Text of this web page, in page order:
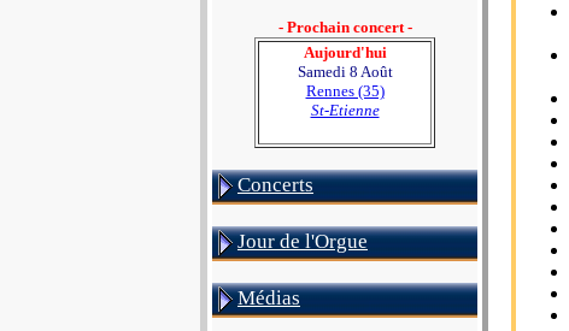
- Prochain concert -
Aujourd'hui
Samedi 8 Août
Rennes (35)
St-Etienne
Concerts
Jour de l'Orgue
Médias